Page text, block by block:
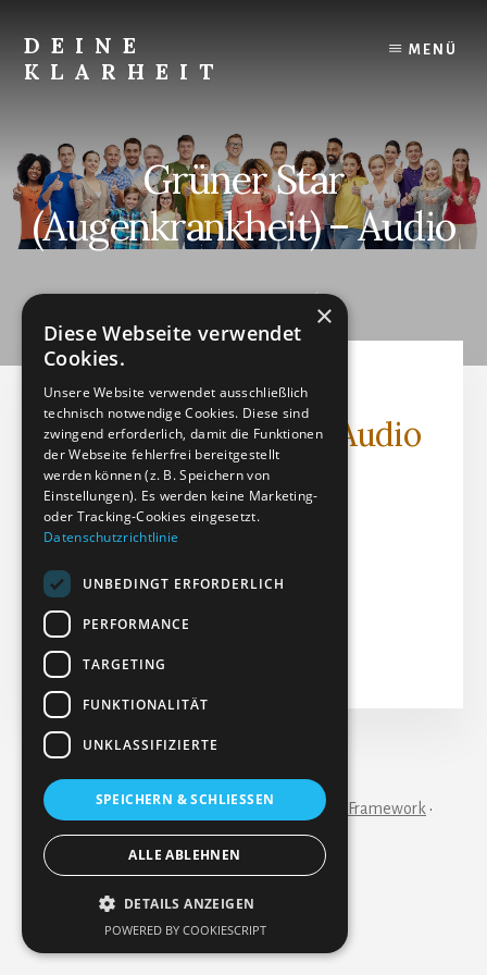
content
DEINE
KLARHEIT
innere
Klarheit.
MENÜ
Grüner Star
(Augenkrankheit) – Audio
OKTOBER 9, 2024 by
Grüner Star
(Augenkrankheit) - Audio
Audiodatei (MP3)
Dateigröße: 19.07 MB
Erstellt: 09-10-2024
Aktualisiert: 09-10-2024
Treffer: 80
Herunterladen
Copyright © 2026 ·Essence Proon Genesis Framework ·
WordPress·Anmelden
×
Diese Webseite verwendet
Cookies.
Unsere Website verwendet ausschließlich
technisch notwendige Cookies. Diese sind
zwingend erforderlich, damit die Funktionen
der Webseite fehlerfrei bereitgestellt
werden können (z. B. Speichern von
Einstellungen). Es werden keine Marketing-
oder Tracking-Cookies eingesetzt.
Datenschutzrichtlinie
UNBEDINGT ERFORDERLICH
PERFORMANCE
TARGETING
FUNKTIONALITÄT
UNKLASSIFIZIERTE
SPEICHERN & SCHLIESSEN
ALLE ABLEHNEN
DETAILS ANZEIGEN
POWERED BY COOKIESCRIPT